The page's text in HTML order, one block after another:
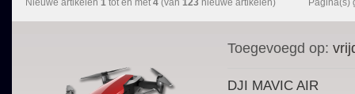
Nieuwe artikelen 1 tot en met 4 (van 123 nieuwe artikelen)
Toegevoegd op:
DJI MAVIC AIR